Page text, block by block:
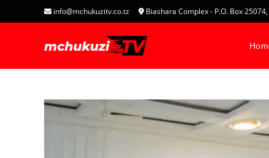
info@mchukuzitv.co.tz Biashara Complex - P.O. Box